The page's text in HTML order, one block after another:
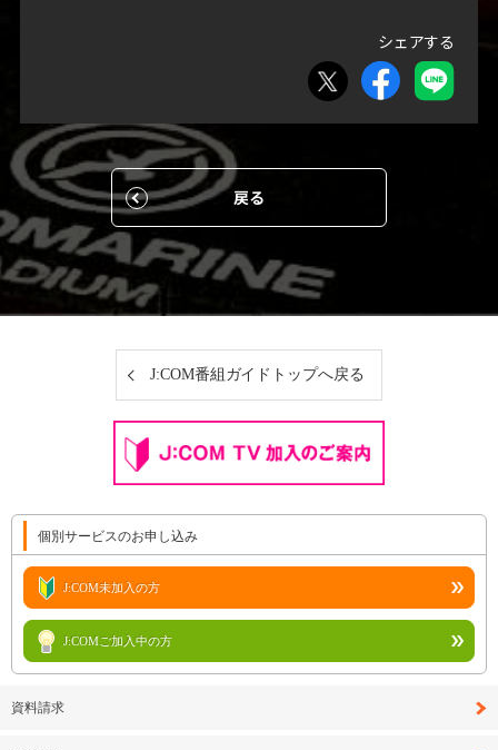
シェアする
戻る
J:COM番組ガイドトップへ戻る
個別サービスのお申し込み
J:COM未加入の方
J:COMご加入中の方
資料請求